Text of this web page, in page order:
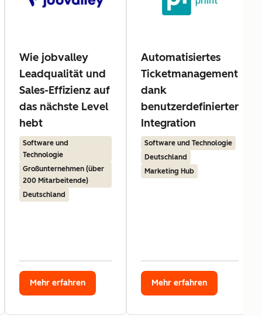
Wie jobvalley
Leadqualität und
Sales-Effizienz auf
das nächste Level
hebt
Software und
Technologie
Großunternehmen (über
200 Mitarbeitende)
Deutschland
Mehr erfahren
Automatisiertes
Ticketmanagement
dank
benutzerdefinierter
Integration
Software und Technologie
Deutschland
Marketing Hub
Mehr erfahren